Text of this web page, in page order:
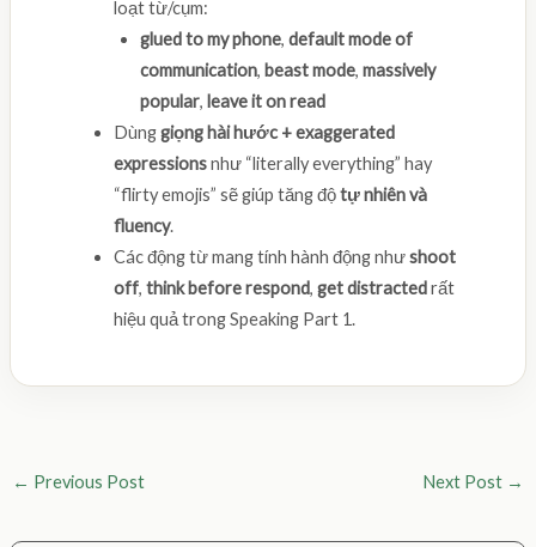
loạt từ/cụm:
glued to my phone, default mode of
communication, beast mode, massively
popular, leave it on read
Dùnggiọng hài hước + exaggerated
expressionsnhư “literally everything” hay
“flirty emojis” sẽ giúp tăng độtự nhiên và
fluency.
Các động từ mang tính hành động nhưshoot
off, think before respond, get distractedrất
hiệu quả trong Speaking Part 1.
← Previous Post Next Post →